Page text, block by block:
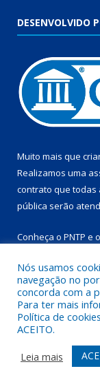
DESENVOLVIDO
Muito mais que
Realizamos uma
contrato que todas
pública serão
Conheça o PNTP e o
Todos os
Mapa do Site
Acessar Webmail
Nós usamos
navegação no
concorda com a
Para ter mais
Política de
ACEITO.
Leia mais